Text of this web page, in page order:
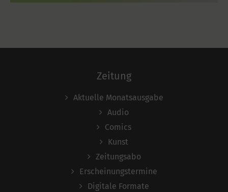
Zeitung
Aktuelle Monatsausgabe
Audio
Comics
Kunst
Zeitungsabo
Erscheinungstermine
Digitale Formate